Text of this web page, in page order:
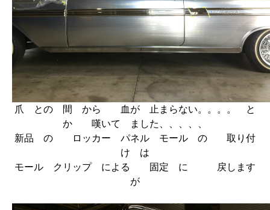
爪 との 間 から 血が 止まらない。。。。 と
か 嘆いて ました、、、、、
新品 の ロッカー パネル モール の 取り付
け は
モール クリップ による 固定 に 戻します
が